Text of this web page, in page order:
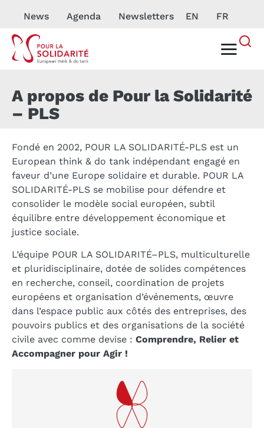
News Agenda Newsletters EN FR
A propos de Pour la Solidarité
– PLS
Fondé en 2002, POUR LA SOLIDARITÉ-PLS est un
European think & do tank indépendant engagé en
faveur d’une Europe solidaire et durable. POUR LA
SOLIDARITÉ-PLS se mobilise pour défendre et
consolider le modèle social européen, subtil
équilibre entre développement économique et
justice sociale.
L’équipe POUR LA SOLIDARITÉ–PLS, multiculturelle
et pluridisciplinaire, dotée de solides compétences
en recherche, conseil, coordination de projets
européens et organisation d’événements, œuvre
dans l’espace public aux côtés des entreprises, des
pouvoirs publics et des organisations de la société
civile avec comme devise : Comprendre, Relier et
Accompagner pour Agir !